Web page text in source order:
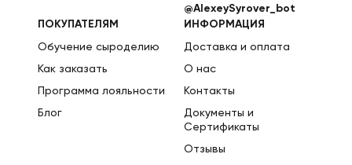
@AlexeySyrover_bot
ПОКУПАТЕЛЯМ
Обучение сыроделию
Как заказать
Программа лояльности
Блог
ИНФОРМАЦИЯ
Доставка и оплата
О нас
Контакты
Документы и
Сертификаты
Отзывы